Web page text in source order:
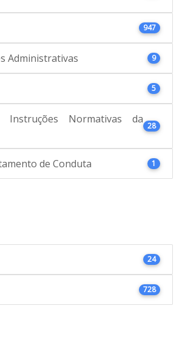
947
Administrativas 9
5
Instruções Normativas da
28
de Conduta 1
24
728